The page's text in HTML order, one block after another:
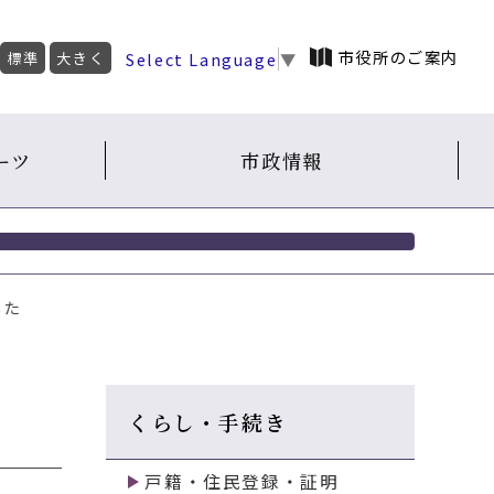
標準 大きく Select Language ▼ 市役所のご案内
ツ 市政情報
くらし・手続き
戸籍・住民登録・証明